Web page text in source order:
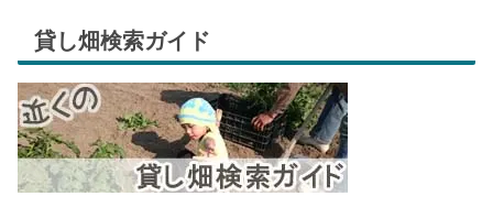
貸し畑検索ガイド